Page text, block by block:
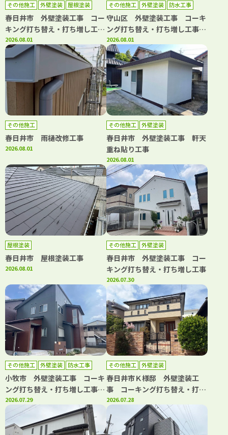
その他施工 外壁塗装 屋根塗装
春日井市 外壁塗装工事 コー
キング打ち替え・打ち増し工
事 屋根塗装工事 ベランダト
ップコート工事
2026.08.01
その他施工 外壁塗装 防水工事
守山区 外壁塗装工事 コーキ
ング打ち替え・打ち増し工事
ベランダ防水工事
2026.08.01
その他施工
春日井市 雨樋改修工事
2026.08.01
その他施工 外壁塗装
春日井市 外壁塗装工事 軒天
重ね貼り工事
2026.08.01
屋根塗装
春日井市 屋根塗装工事
2026.08.01
その他施工 外壁塗装
春日井市 外壁塗装工事 コー
キング打ち替え・打ち増し工事
2026.07.30
その他施工 外壁塗装 防水工事
小牧市 外壁塗装工事 コーキ
ング打ち替え・打ち増し工事
屋根カバー工事 防水工事
2026.07.29
その他施工 外壁塗装
春日井市Ｋ様邸 外壁塗装工
事 コーキング打ち替え・打ち
増し工事 バルコニートップコ
ート工事
2026.07.28